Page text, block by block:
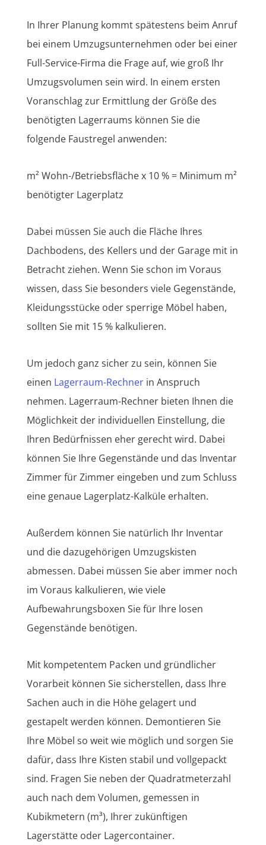
In Ihrer Planung kommt spätestens beim Anruf
bei einem Umzugsunternehmen oder bei einer
Full-Service-Firma die Frage auf, wie groß Ihr
Umzugsvolumen sein wird. In einem ersten
Voranschlag zur Ermittlung der Größe des
benötigten Lagerraums können Sie die
folgende Faustregel anwenden:
m² Wohn-/Betriebsfläche x 10 % = Minimum m²
benötigter Lagerplatz
Dabei müssen Sie auch die Fläche Ihres
Dachbodens, des Kellers und der Garage mit in
Betracht ziehen. Wenn Sie schon im Voraus
wissen, dass Sie besonders viele Gegenstände,
Kleidungsstücke oder sperrige Möbel haben,
sollten Sie mit 15 % kalkulieren.
Um jedoch ganz sicher zu sein, können Sie
einen Lagerraum-Rechnerin Anspruch
nehmen. Lagerraum-Rechner bieten Ihnen die
Möglichkeit der individuellen Einstellung, die
Ihren Bedürfnissen eher gerecht wird. Dabei
können Sie Ihre Gegenstände und das Inventar
Zimmer für Zimmer eingeben und zum Schluss
eine genaue Lagerplatz-Kalküle erhalten.
Außerdem können Sie natürlich Ihr Inventar
und die dazugehörigen Umzugskisten
abmessen. Dabei müssen Sie aber immer noch
im Voraus kalkulieren, wie viele
Aufbewahrungsboxen Sie für Ihre losen
Gegenstände benötigen.
Mit kompetentem Packen und gründlicher
Vorarbeit können Sie sicherstellen, dass Ihre
Sachen auch in die Höhe gelagert und
gestapelt werden können. Demontieren Sie
Ihre Möbel so weit wie möglich und sorgen Sie
dafür, dass Ihre Kisten stabil und vollgepackt
sind. Fragen Sie neben der Quadratmeterzahl
auch nach dem Volumen, gemessen in
Kubikmetern (m³), Ihrer zukünftigen
Lagerstätte oder Lagercontainer.